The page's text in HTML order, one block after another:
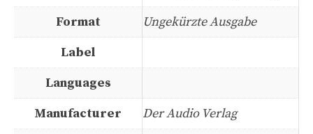
Format
Ungekürzte Ausgabe
Label
Languages
Manufacturer
Der Audio Verlag